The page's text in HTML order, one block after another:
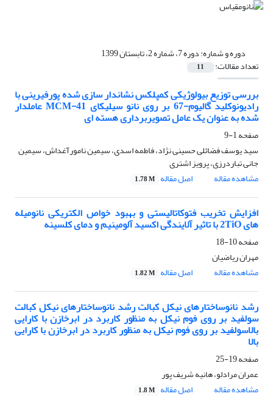
دوره و شماره:دوره 7، شماره 2، تابستان 1399
تعداد مقالات: 11
بررسی توزیع بیولوژیکی کمپلکس نشاندار سازی شده پورفیرینی با
رادیونوکلید گالیوم-67 بر روی نانو سیلیکای MCM-41 عاملدار
شده به عنوان یک عامل تصویربرداری هسته ای
صفحه1-9
سید یوسف فضائلی حسینی نژاد، فاطمه اسدی، سیمین نامورآغداش، سیمین
جانی تباردرزی، پرویز اشتری
مشاهده مقاله
اصل مقاله 1.78 M
افزایش تخریب فتوکاتالیستی و بهبود خواص الکتریکی نانومیله
های 2TiO با تاثیر آلایندگی اکسید آلومینیم و دمای کلسینه
صفحه10-18
مهران ریاضیان
مشاهده مقاله
اصل مقاله 1.82 M
رشد نانوساختارهای نیکل کبالت رشد نانوساختارهای نیکل کبالت
سولفید بر روی فوم نیکل به منظور کاربرد در ابرخازن با کارایی
بالاسولفید بر روی فوم نیکل به منظور کاربرد در ابرخازن با کارایی
بالا
صفحه19-25
عمران مرادلو، هانیه شریف پور
مشاهده مقاله
اصل مقاله 1.8 M